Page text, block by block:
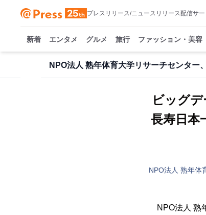
プレスリリース/ニュースリリース配信サ
新着 エンタメ グルメ 旅行 ファッション・美容
NPO法人 熟年体育大学リサーチセンター
ビッグ
長寿日本
NPO法人 熟年体
NPO法人 熟